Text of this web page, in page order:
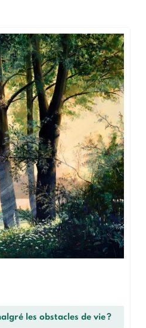
les obstacles de vie ?